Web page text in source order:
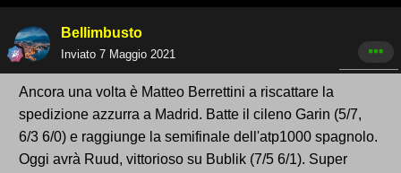
Bellimbusto
Inviato 7 Maggio 2021
Ancora una volta è Matteo Berrettini a riscattare la
spedizione azzurra a Madrid. Batte il cileno Garin (5/7,
6/3 6/0) e raggiunge la semifinale dell'atp1000 spagnolo.
Oggi avrà Ruud, vittorioso su Bublik (7/5 6/1). Super